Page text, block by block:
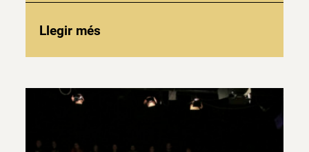
Llegir més